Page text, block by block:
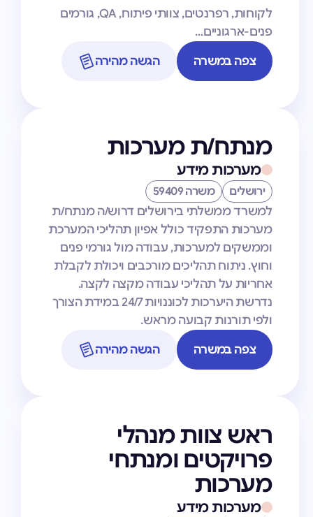
לקוחות, רפרנטים, צוותי פיתוח, QA, גורמים
פנים-ארגוניים…
צפה במשרה
הגשה מהירה
מנתח/ת מערכות
מערכות מידע
ירושלים משרה 59409
למשרד ממשלתי בירושלים דרוש/ה מנתח/ת
מערכות התפקיד כולל אפיון תהליכי המערכת
וממשקים למערכות, עבודה מול גורמי פנים
וחוץ. ניתוח תהליכים מורכבים ויכולת לקבלת
אחריות על תהליכי עבודה מקצה לקצה.
נדרשת היערכות לכוננויות 24/7 במידת הצורך
ולפי תורנות קבועה מראש.
צפה במשרה
הגשה מהירה
ראש צוות מנהלי
פרויקטים ומנתחי
מערכות
מערכות מידע